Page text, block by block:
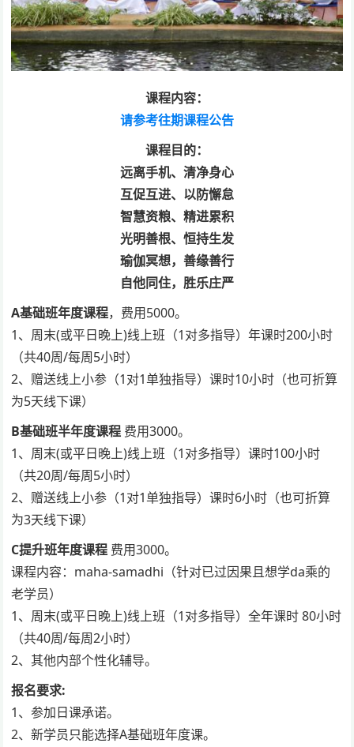
课程内容：
请参考往期课程公告
课程目的：
远离手机、清净身心
互促互进、以防懈怠
智慧资粮、精进累积
光明善根、恒持生发
瑜伽冥想，善缘善行
自他同住，胜乐庄严
A基础班年度课程，费用5000。
1、周末(或平日晚上)线上班（1对多指导）年课时200小时
（共40周/每周5小时）
2、赠送线上小参（1对1单独指导）课时10小时（也可折算
为5天线下课）
B基础班半年度课程 费用3000。
1、周末(或平日晚上)线上班（1对多指导）课时100小时
（共20周/每周5小时）
2、赠送线上小参（1对1单独指导）课时6小时（也可折算
为3天线下课）
C提升班年度课程 费用3000。
课程内容：maha-samadhi（针对已过因果且想学da乘的
老学员）
1、周末(或平日晚上)线上班（1对多指导）全年课时 80小时
（共40周/每周2小时）
2、其他内部个性化辅导。
报名要求:
1、参加日课承诺。
2、新学员只能选择A基础班年度课。